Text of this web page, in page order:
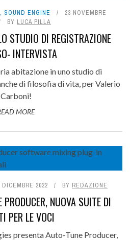
, SOUND ENGINE
23 NOVEMBRE
BY LUCA PILLA
STUDIO DI REGISTRAZIONE
INTERVISTA
abitazione in uno studio di
di filosofia di vita, per Valerio
Carboni!
MORE
DICEMBRE 2022 BY REDAZIONE
NUOVA SUITE DI
PER LE VOCI
presenta Auto-Tune Producer,